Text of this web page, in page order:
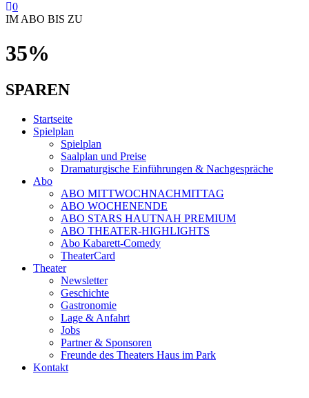
0
IM ABO BIS ZU
35%
SPAREN
Startseite
Spielplan
Spielplan
Saalplan und Preise
Dramaturgische Einführungen & Nachgespräche
Abo
ABO MITTWOCHNACHMITTAG
ABO WOCHENENDE
ABO STARS HAUTNAH PREMIUM
ABO THEATER-HIGHLIGHTS
Abo Kabarett-Comedy
TheaterCard
Theater
Newsletter
Geschichte
Gastronomie
Lage & Anfahrt
Jobs
Partner & Sponsoren
Freunde des Theaters Haus im Park
Kontakt